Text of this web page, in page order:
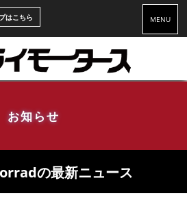
はこちら MENU
お知らせ
の最新ニュース